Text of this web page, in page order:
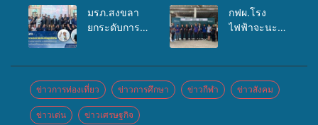
เคลื่อนที่
บริการด้าน
สุขภาพแก่
ประชาชนใน
พื้นที่อำเภอ
จัดอบรมเสริม
ศักยภาพ
กองทุน
สุขภาพตำบล
รองรับการจัด
มรภ.สงขลา
ยกระดับการ
องค์ความรู้
เครือข่าย
สื่อสารองค์กร
กฟผ.โรง
ไฟฟ้าจะนะ
พยาบาลศิคริ
นทร์ หาดใหญ่
ข่าวการท่องเที่ยว ข่าวการศึกษา ข่าวกีฬา ข่าวสังคม
ข่าวเด่น ข่าวเศรษฐกิจ